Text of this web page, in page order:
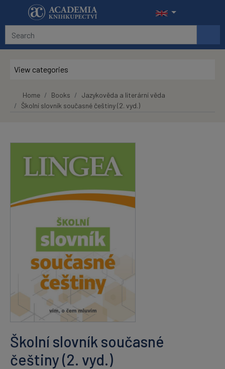
Skip to main content
View categories
Home Books
Jazykověda a literární věda
Školní slovník současné češtiny (2. vyd.)
Školní slovník současné
češtiny (2. vyd.)